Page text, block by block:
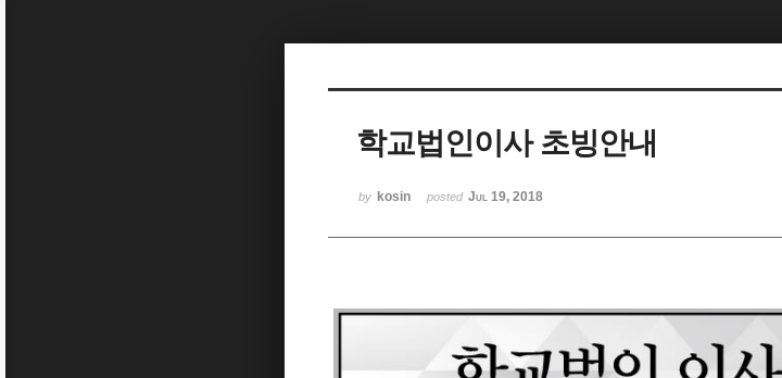
학교법인이사 초빙안내
by kosin posted Jul 19, 2018
Sketchbook5, 스케치북5
Sketchbook5, 스케치북5